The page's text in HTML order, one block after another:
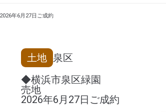
年6月27日ご成約
土地 泉区
◆横浜市泉区緑園
売地
2026年6月27日ご成約